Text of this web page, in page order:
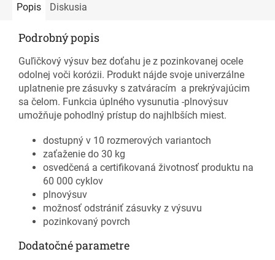
Popis Diskusia
Podrobný popis
Guľičkový výsuv bez doťahu je z pozinkovanej ocele
odolnej voči korózii. Produkt nájde svoje univerzálne
uplatnenie pre zásuvky s zatváracím a prekrývajúcim
sa čelom. Funkcia úplného vysunutia -plnovýsuv
umožňuje pohodlný prístup do najhlbších miest.
dostupný v 10 rozmerových variantoch
zaťaženie do 30 kg
osvedčená a certifikovaná životnosť produktu na
60 000 cyklov
plnovýsuv
možnosť odstrániť zásuvky z výsuvu
pozinkovaný povrch
Dodatočné parametre